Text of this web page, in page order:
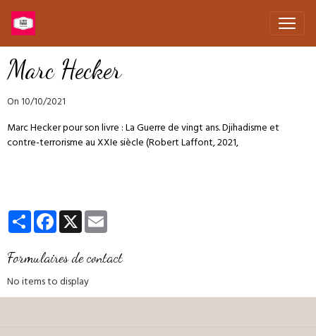
Marc Hecker
On 10/10/2021
Marc Hecker pour son livre : La Guerre de vingt ans. Djihadisme et
contre-terrorisme au XXIe siècle (Robert Laffont, 2021,
PartagerFacebook
X
Formulaires de contact
No items to display